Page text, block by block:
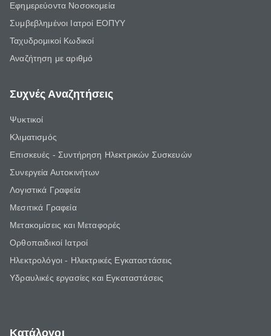
Εφημερεύοντα Νοσοκομεία
Συμβεβλημένοι Ιατροί ΕΟΠΥΥ
Ταχυδρομικοί Κωδικοί
Αναζήτηση με αριθμό
Συχνές Αναζητήσεις
Ψυκτικοί
Κλιματισμός
Επισκευές - Συντήρηση Ηλεκτρικών Συσκευών
Συνεργεία Αυτοκινήτων
Λογιστικά Γραφεία
Μεσιτικά Γραφεία
Μετακομίσεις και Μεταφορές
Ορθοπαιδικοί Ιατροί
Ηλεκτρολόγοι - Ηλεκτρικές Εγκαταστάσεις
Υδραυλικές εργασίες και Εγκαταστάσεις
Κατάλογοι